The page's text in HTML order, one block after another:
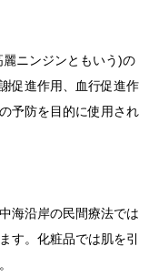
ニンジンともいう)の
促進作用、血行促進作
予防を目的に使用され
海沿岸の民間療法では
す。化粧品では肌を引